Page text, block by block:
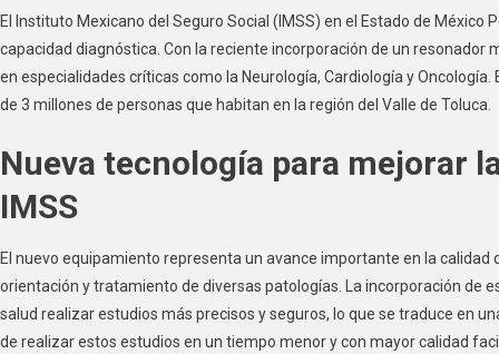
El Instituto Mexicano del Seguro Social (IMSS) en el Estado de
capacidad diagnóstica. Con la reciente incorporación de un
en especialidades críticas como la Neurología, Cardiología y
de 3 millones de personas que habitan en la región del Valle de Toluca.
Nueva tecnología para mejorar
IMSS
El nuevo equipamiento representa un avance importante en la
orientación y tratamiento de diversas patologías. La incorporación de
salud realizar estudios más precisos y seguros, lo que se traduce en
de realizar estos estudios en un tiempo menor y con mayor calidad